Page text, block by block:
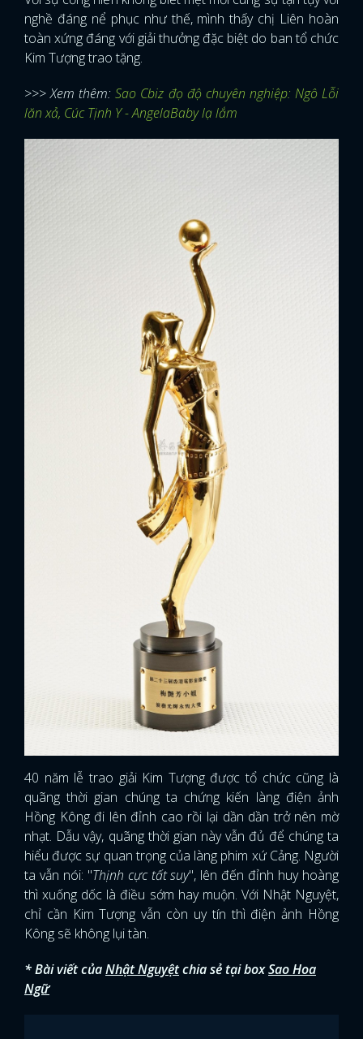
nghề đáng nể phục như thế, mình thấy chị Liên hoàn
toàn xứng đáng với giải thưởng đặc biệt do ban tổ chức
Kim Tượng trao tặng.
>>> Xem thêm:Sao Cbiz đọ độ chuyên nghiệp: Ngô Lỗi
lăn xả, Cúc Tịnh Y - AngelaBaby lạ lắm
40 năm lễ trao giải Kim Tượng được tổ chức cũng là
quãng thời gian chúng ta chứng kiến làng điện ảnh
Hồng Kông đi lên đỉnh cao rồi lại dần dần trở nên mờ
nhạt. Dẫu vậy, quãng thời gian này vẫn đủ để chúng ta
hiểu được sự quan trọng của làng phim xứ Cảng. Người
ta vẫn nói: "Thịnh cực tất suy", lên đến đỉnh huy hoàng
thì xuống dốc là điều sớm hay muộn. Với Nhật Nguyệt,
chỉ cần Kim Tượng vẫn còn uy tín thì điện ảnh Hồng
Kông sẽ không lụi tàn.
* Bài viết củaNhật Nguyệtchia sẻ tại boxSao Hoa
Ngữ